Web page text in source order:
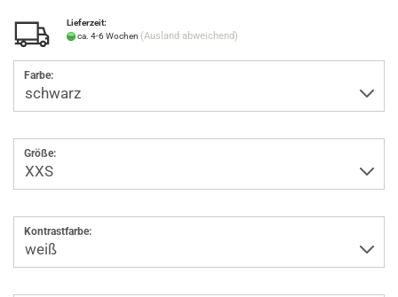
Lieferzeit:
ca. 4-6 Wochen (Ausland abweichend)
Farbe:
Größe:
Kontrastfarbe: